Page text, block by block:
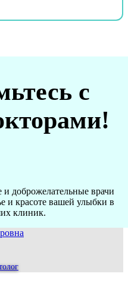
с
доброжелательные врачи
и красоте вашей улыбки в
клиник.